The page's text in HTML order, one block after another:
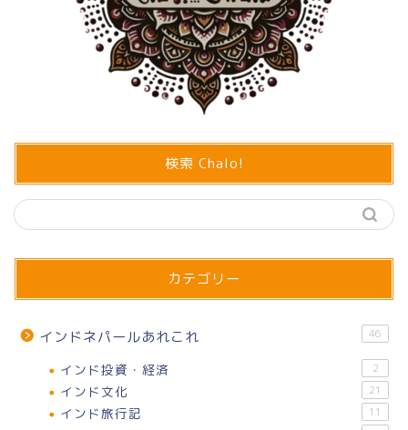
検索 Chalo!
カテゴリー
インドネパールあれこれ 46
インド投資・経済 2
インド文化 21
インド旅行記 11